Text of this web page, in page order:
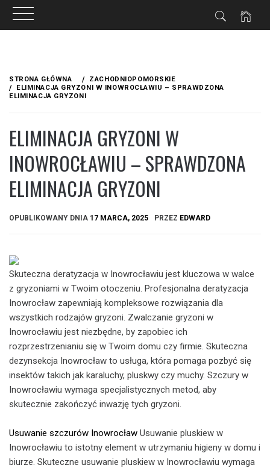
treści
STRONA GŁÓWNA
ZACHODNIOPOMORSKIE
ELIMINACJA GRYZONI W INOWROCŁAWIU – SPRAWDZONA
ELIMINACJA GRYZONI
ELIMINACJA GRYZONI W
INOWROCŁAWIU – SPRAWDZONA
ELIMINACJA GRYZONI
OPUBLIKOWANY DNIA 17 MARCA, 2025 PRZEZ EDWARD
Skuteczna deratyzacja w Inowrocławiu jest kluczowa w walce
z gryzoniami w Twoim otoczeniu. Profesjonalna deratyzacja
Inowrocław zapewniają kompleksowe rozwiązania dla
wszystkich rodzajów gryzoni. Zwalczanie gryzoni w
Inowrocławiu jest niezbędne, by zapobiec ich
rozprzestrzenianiu się w Twoim domu czy firmie. Skuteczna
dezynsekcja Inowrocław to usługa, która pomaga pozbyć się
insektów takich jak karaluchy, pluskwy czy muchy. Szczury w
Inowrocławiu wymaga specjalistycznych metod, aby
skutecznie zakończyć inwazję tych gryzoni.
Usuwanie szczurów Inowrocław Usuwanie pluskiew w
Inowrocławiu to istotny element w utrzymaniu higieny w domu i
biurze. Skuteczne usuwanie pluskiew w Inowrocławiu wymaga